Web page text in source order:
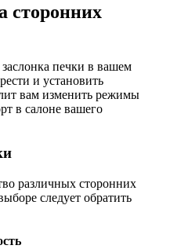
сторонних
заслонка печки в вашем
и установить
вам изменить режимы
в салоне вашего
различных сторонних
следует обратить